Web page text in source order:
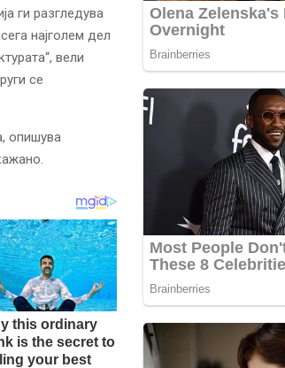
ги разгледува
најголем дел
вели
се
опишува